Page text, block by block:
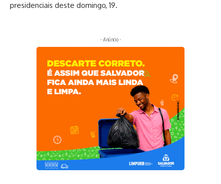
presidenciais deste domingo, 19.
- Anúncio -